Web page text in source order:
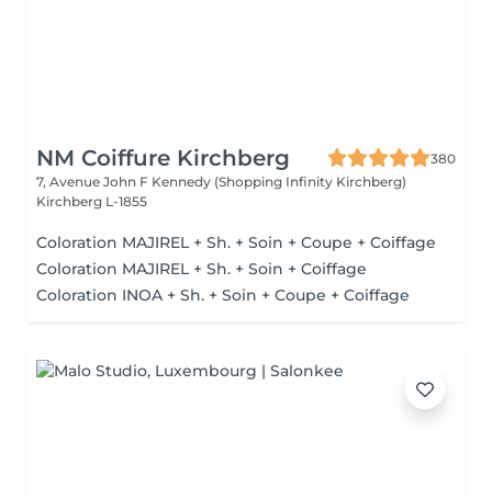
NM Coiffure Kirchberg
380
7, Avenue John F Kennedy (Shopping Infinity Kirchberg)
Kirchberg L-1855
Coloration MAJIREL + Sh. + Soin + Coupe + Coiffage
Coloration MAJIREL + Sh. + Soin + Coiffage
Coloration INOA + Sh. + Soin + Coupe + Coiffage